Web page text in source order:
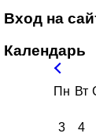
Вход на
Календарь
Пн Вт
3
4